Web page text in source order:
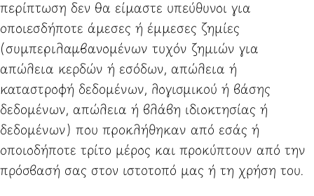
περίπτωση δεν θα είμαστε υπεύθυνοι για
οποιεσδήποτε άμεσες ή έμμεσες ζημίες
(συμπεριλαμβανομένων τυχόν ζημιών για
απώλεια κερδών ή εσόδων, απώλεια ή
καταστροφή δεδομένων, λογισμικού ή βάσης
δεδομένων, απώλεια ή βλάβη ιδιοκτησίας ή
δεδομένων) που προκλήθηκαν από εσάς ή
οποιοδήποτε τρίτο μέρος και προκύπτουν από την
πρόσβασή σας στον ιστοτοπό μας ή τη χρήση του.